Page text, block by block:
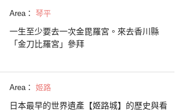
Area： 琴平
一生至少要去一次金毘羅宮。來去香川縣
「金刀比羅宮」參拜
Area： 姬路
日本最早的世界遺產【姬路城】的歷史與看